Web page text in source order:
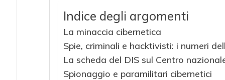
Indice degli argomenti
La minaccia cibernetica
Spie, criminali e hacktivisti: i numeri
La scheda del DIS sul Centro
Spionaggio e paramilitari cibernetici